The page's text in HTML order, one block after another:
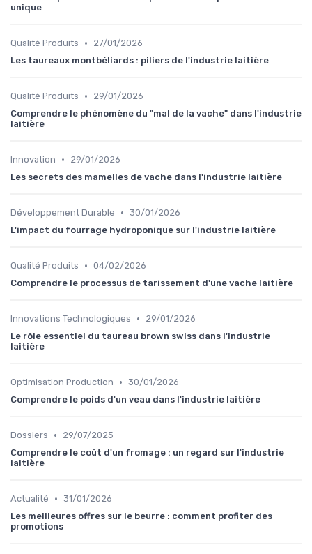
unique
Qualité Produits •
27/01/2026
Les taureaux montbéliards : piliers de l'industrie laitière
Qualité Produits •
29/01/2026
Comprendre le phénomène du "mal de la vache" dans l'industrie
laitière
Innovation •
29/01/2026
Les secrets des mamelles de vache dans l'industrie laitière
Développement Durable • 30/01/2026
L'impact du fourrage hydroponique sur l'industrie laitière
Qualité Produits • 04/02/2026
Comprendre le processus de tarissement d'une vache laitière
Innovations Technologiques •
29/01/2026
Le rôle essentiel du taureau brown swiss dans l'industrie
laitière
Optimisation Production • 30/01/2026
Comprendre le poids d'un veau dans l'industrie laitière
Dossiers •
29/07/2025
Comprendre le coût d'un fromage : un regard sur l'industrie
laitière
Actualité • 31/01/2026
Les meilleures offres sur le beurre : comment profiter des
promotions